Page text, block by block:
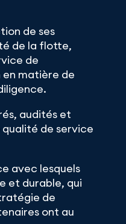
de ses
de la flotte,
de
matière de
audités et
de service
avec lesquels
et durable, qui
de
ont au